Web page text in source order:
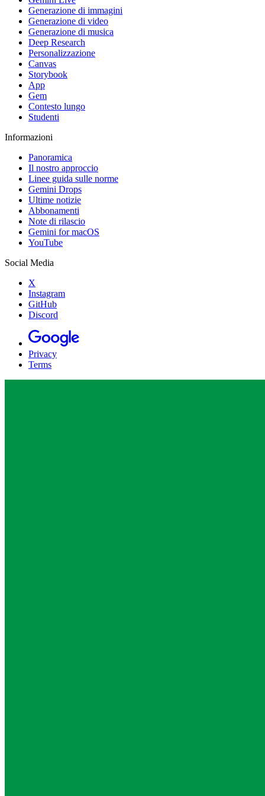
Generazione di immagini
Generazione di video
Generazione di musica
Deep Research
Personalizzazione
Canvas
Storybook
App
Gem
Contesto lungo
Studenti
Informazioni
Panoramica
Il nostro approccio
Linee guida sulle norme
Gemini Drops
Ultime notizie
Abbonamenti
Note di rilascio
Gemini for macOS
YouTube
Social Media
X
Instagram
GitHub
Discord
Privacy
Terms